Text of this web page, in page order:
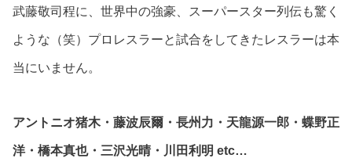
武藤敬司程に、世界中の強豪、スーパースター列伝も驚く
ような（笑）プロレスラーと試合をしてきたレスラーは本
当にいません。
アントニオ猪木・藤波辰爾・長州力・天龍源一郎・蝶野正
洋・橋本真也・三沢光晴・川田利明 etc…